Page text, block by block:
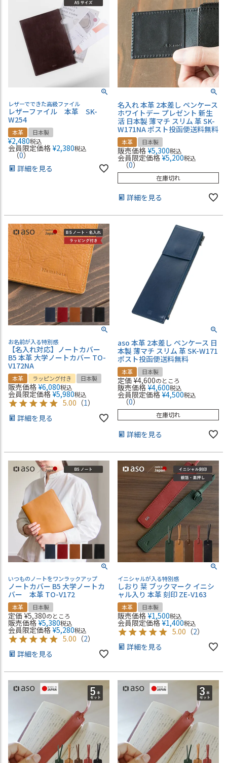
レザーでできた高級ファイル
レザーファイル 本革 SK-
W254
本革 日本製
¥2,480税込
会員限定価格 ¥2,380税込
（0）
詳細を見る
名入れ 本革 2本差し ペンケース
ホワイトデー プレゼント 新生
活 日本製 薄マチ スリム 革 SK-
W171NA ポスト投函便送料無料
本革 日本製
販売価格 ¥5,300税込
会員限定価格 ¥5,200税込
（0）
在庫切れ
詳細を見る
お名前が入る特別感
【名入れ対応】ノートカバー
B5 本革 大学ノートカバー TO-
V172NA
本革 ラッピング付き 日本製
販売価格 ¥6,080税込
会員限定価格 ¥5,980税込
5.00 （1）
詳細を見る
aso 本革 2本差し ペンケース 日
本製 薄マチ スリム 革 SK-W171
ポスト投函便送料無料
本革 日本製
定価 ¥4,600のところ
販売価格 ¥4,600税込
会員限定価格 ¥4,500税込
（0）
在庫切れ
詳細を見る
いつものノートをワンラックアップ
ノートカバー B5 大学ノートカ
バー 本革 TO-V172
本革 日本製
定価 ¥5,380のところ
販売価格 ¥5,380税込
会員限定価格 ¥5,280税込
5.00 （2）
詳細を見る
イニシャルが入る特別感
しおり 栞 ブックマーク イニシ
ャル入り 本革 刻印 ZE-V163
本革 日本製
販売価格 ¥1,500税込
会員限定価格 ¥1,400税込
5.00 （2）
詳細を見る